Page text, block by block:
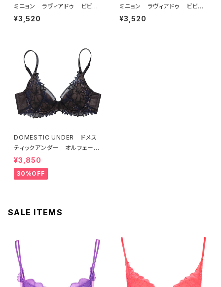
ミニョン ラヴィアドゥ ビビア
ーナ ブラジャー（ピーチ）M20
¥3,520
ミニョン ラヴィアドゥ ビビア
ーナ ブラジャー（ヴィオレッタ）
¥3,520
DOMESTIC UNDER ドメス
ティックアンダー オルフェーヴ
ル ブラジャー（ブラック）D225
4 送料無料
¥3,850
30%OFF
SALE ITEMS